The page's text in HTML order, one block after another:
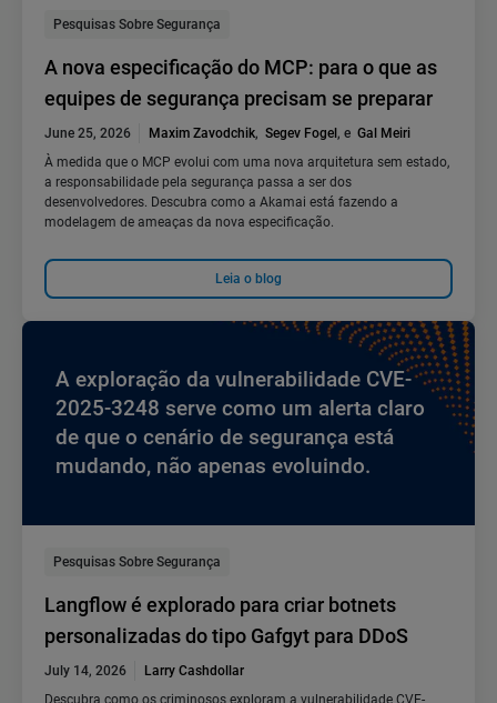
Pesquisas Sobre Segurança
A nova especificação do MCP: para o que as
equipes de segurança precisam se preparar
June 25, 2026 Maxim Zavodchik, Segev Fogel , e Gal Meiri
À medida que o MCP evolui com uma nova arquitetura sem estado,
a responsabilidade pela segurança passa a ser dos
desenvolvedores. Descubra como a Akamai está fazendo a
modelagem de ameaças da nova especificação.
Leia o blog
A exploração da vulnerabilidade CVE-
2025-3248 serve como um alerta claro
de que o cenário de segurança está
mudando, não apenas evoluindo.
Pesquisas Sobre Segurança
Langflow é explorado para criar botnets
personalizadas do tipo Gafgyt para DDoS
July 14, 2026
Larry Cashdollar